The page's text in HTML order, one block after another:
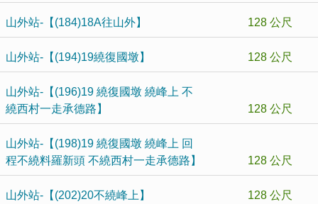
山外站-【(184)18A往山外】 128 公尺
山外站-【(194)19繞復國墩】 128 公尺
山外站-【(196)19 繞復國墩 繞峰上 不
繞西村一走承德路】
128 公尺
山外站-【(198)19 繞復國墩 繞峰上 回
程不繞料羅新頭 不繞西村一走承德路】
128 公尺
山外站-【(202)20不繞峰上】 128 公尺